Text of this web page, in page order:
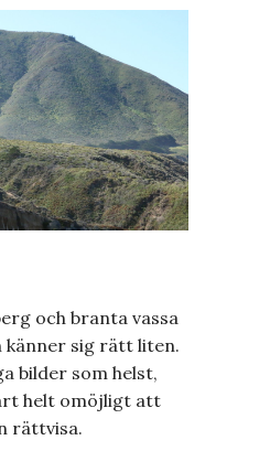
och branta vassa
sig rätt liten.
bilder som helst,
helt omöjligt att
rättvisa.